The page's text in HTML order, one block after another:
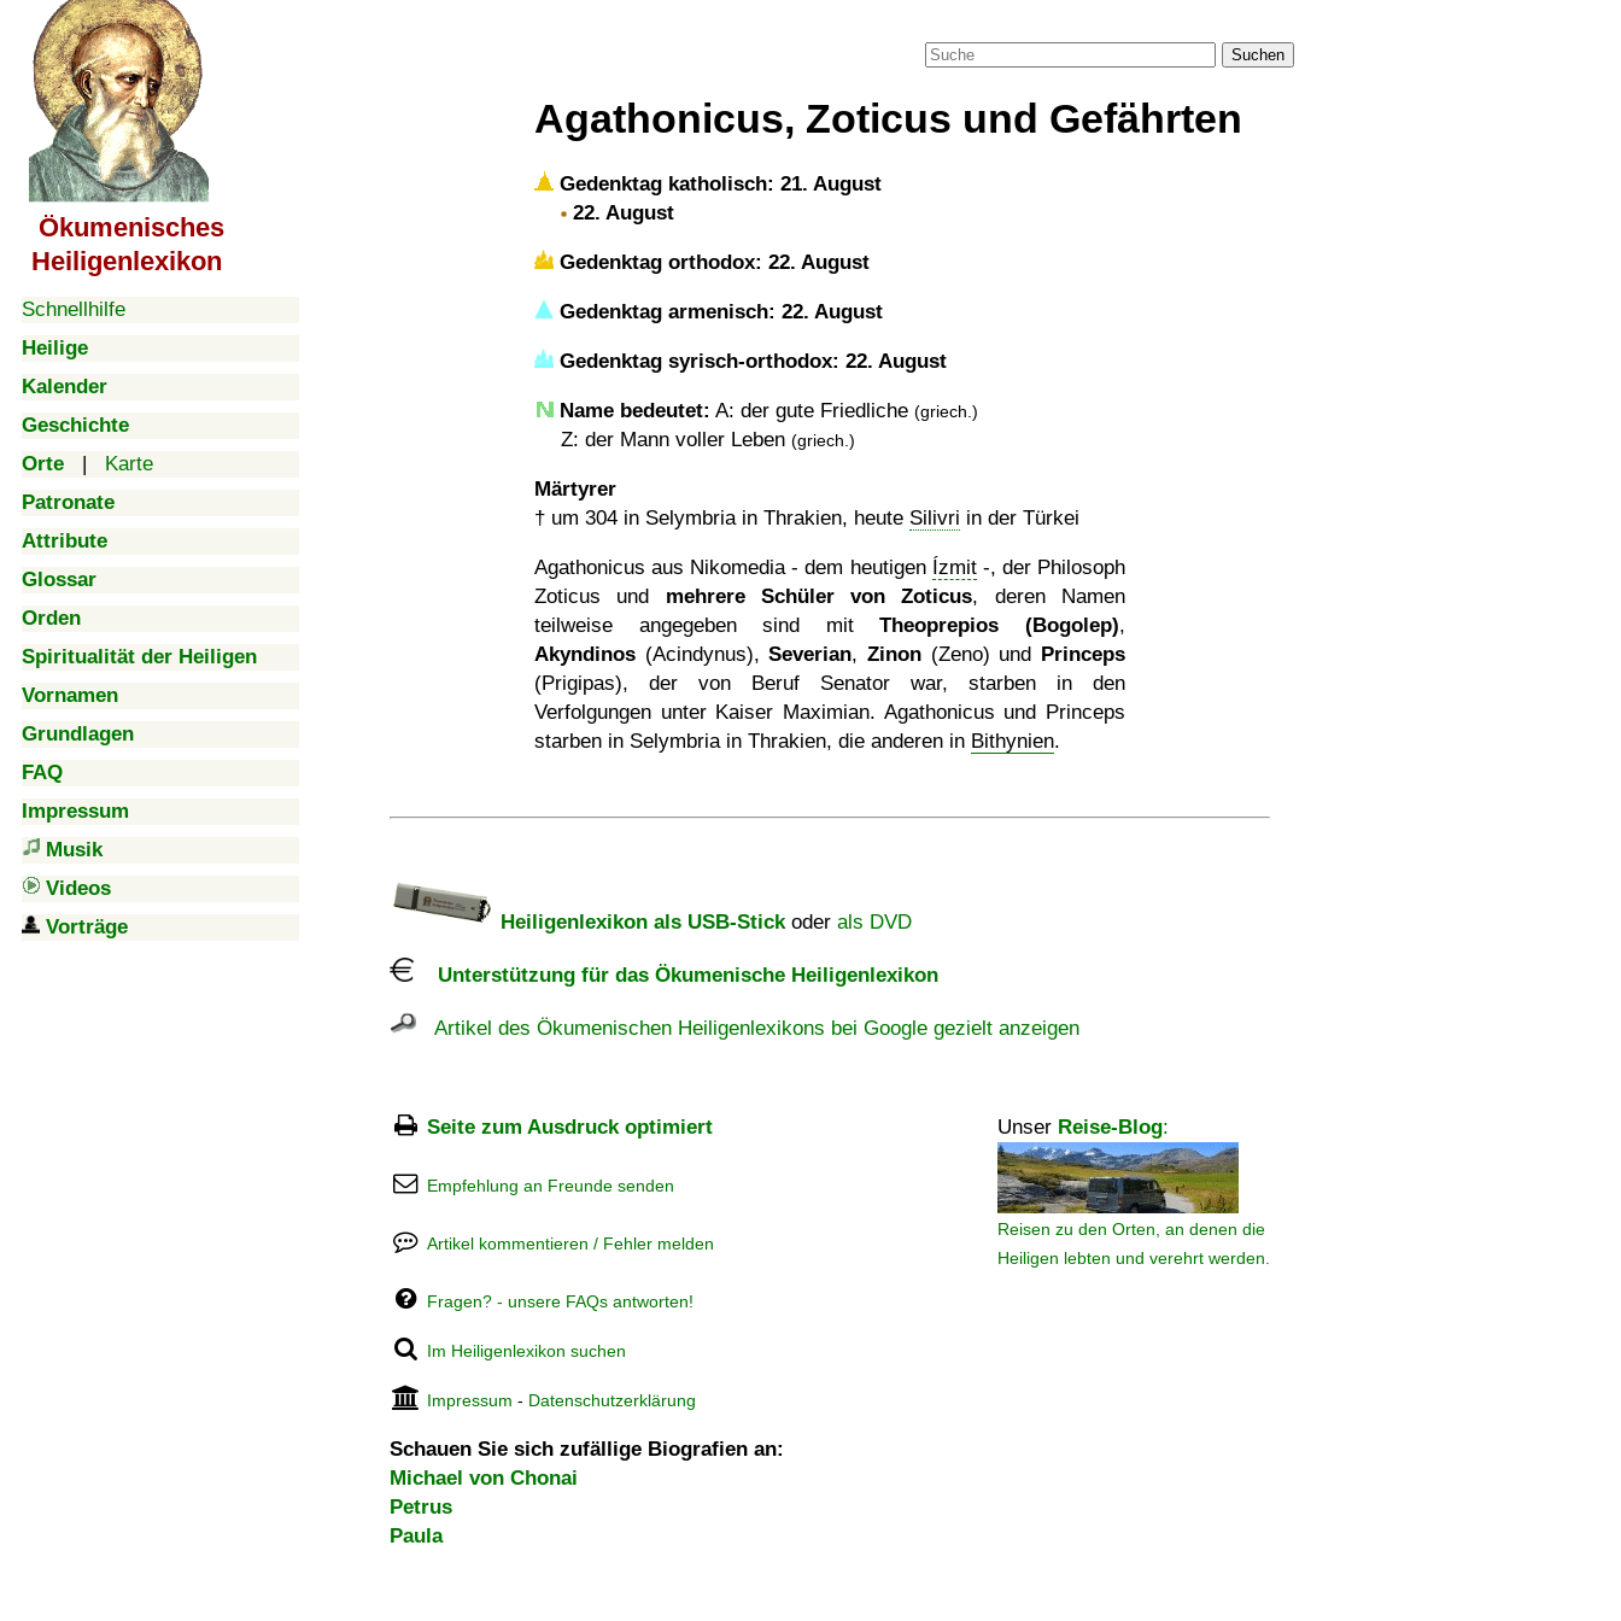
Ökumenisches
Heiligenlexikon
Schnellhilfe
Heilige
Kalender
Geschichte
Orte | Karte
Patronate
Attribute
Glossar
Orden
Spiritualität der Heiligen
Vornamen
Grundlagen
FAQ
Impressum
Musik
Videos
Vorträge
Suchen
Agathonicus, Zoticus und Gefährten
Gedenktag katholisch: 21. August
22. August
Gedenktag orthodox: 22. August
Gedenktag armenisch: 22. August
Gedenktag syrisch-orthodox: 22. August
Name bedeutet: A: der gute Friedliche (griech.)
Z: der Mann voller Leben (griech.)
Märtyrer
† um 304 in Selymbria in Thrakien, heute Silivri in der Türkei
Agathonicus aus Nikomedia - dem heutigen Ízmit-, der Philosoph
Zoticus und mehrere Schüler von Zoticus, deren Namen
teilweise angegeben sind mitTheoprepios (Bogolep),
Akyndinos (Acindynus),Severian,Zinon (Zeno) und Princeps
(Prigipas), der von Beruf Senator war, starben in den
Verfolgungen unter Kaiser Maximian. Agathonicus und Princeps
starben in Selymbria in Thrakien, die anderen in Bithynien.
Heiligenlexikon als USB-Stickoder als DVD
Unterstützung für das Ökumenische Heiligenlexikon
Artikel des Ökumenischen Heiligenlexikons bei Google gezielt anzeigen
Seite zum Ausdruck optimiert Unser Reise-Blog:
Reisen zu den Orten, an denen die
Heiligen lebten und verehrt werden.
Empfehlung an Freunde senden
Artikel kommentieren / Fehler melden
Fragen? - unsere FAQs antworten!
Im Heiligenlexikon suchen
Impressum - Datenschutzerklärung
Schauen Sie sich zufällige Biografien an:
Michael von Chonai
Petrus
Paula